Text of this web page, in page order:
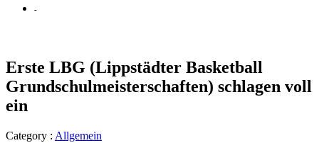
-
Erste LBG (Lippstädter Basketball
Grundschulmeisterschaften) schlagen voll
ein
Category : Allgemein